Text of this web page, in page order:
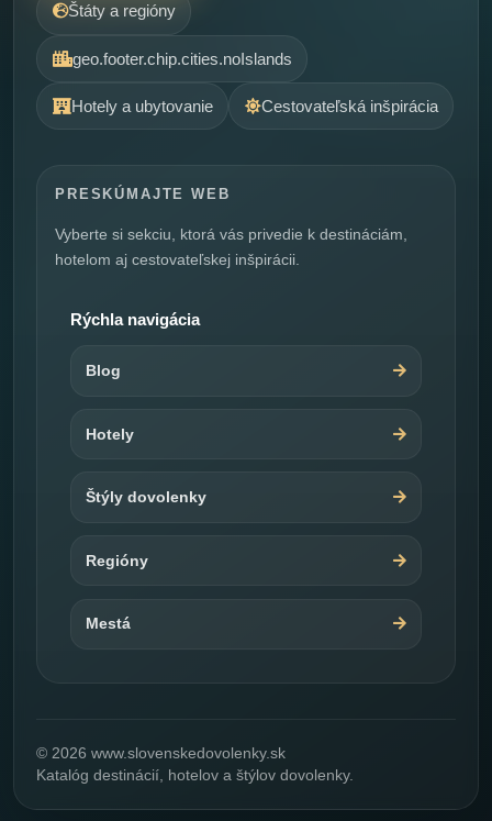
Štáty a regióny
geo.footer.chip.cities.noIslands
Hotely a ubytovanie Cestovateľská inšpirácia
PRESKÚMAJTE WEB
Vyberte si sekciu, ktorá vás privedie k destináciám,
hotelom aj cestovateľskej inšpirácii.
Rýchla navigácia
Blog
Hotely
Štýly dovolenky
Regióny
Mestá
© 2026 www.slovenskedovolenky.sk
Katalóg destinácií, hotelov a štýlov dovolenky.